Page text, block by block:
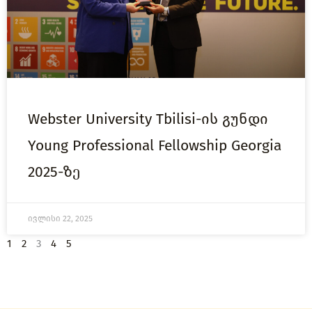
Webster University Tbilisi-ის გუნდი
Young Professional Fellowship Georgia
2025-ზე
ივლისი 22, 2025
1 2 3 4 5